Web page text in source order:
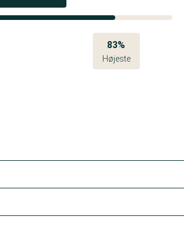
83%
Højeste